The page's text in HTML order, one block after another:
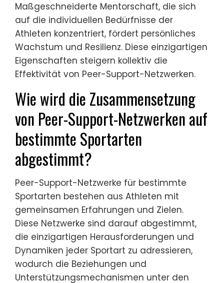
Maßgeschneiderte Mentorschaft, die sich
auf die individuellen Bedürfnisse der
Athleten konzentriert, fördert persönliches
Wachstum und Resilienz. Diese einzigartigen
Eigenschaften steigern kollektiv die
Effektivität von Peer-Support-Netzwerken.
Wie wird die Zusammensetzung
von Peer-Support-Netzwerken auf
bestimmte Sportarten
abgestimmt?
Peer-Support-Netzwerke für bestimmte
Sportarten bestehen aus Athleten mit
gemeinsamen Erfahrungen und Zielen.
Diese Netzwerke sind darauf abgestimmt,
die einzigartigen Herausforderungen und
Dynamiken jeder Sportart zu adressieren,
wodurch die Beziehungen und
Unterstützungsmechanismen unter den